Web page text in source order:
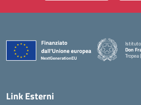
Istituto
Don
Tropea
—
Link Esterni